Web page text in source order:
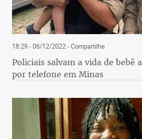
18:29 - 06/12/2022- Compartilhe
Policiais salvam a vida de bebê
por telefone em Minas